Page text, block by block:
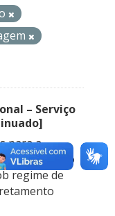
– Serviço
para a
rodoviário
regime de